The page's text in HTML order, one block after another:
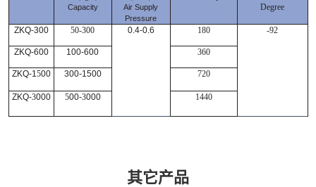
Capacity
Air Supply
Pressure
Degree
ZKQ-300 50-300 0.4-0.6 180 -92
ZKQ-600 100-600 360
ZKQ-1500 300-1500 720
ZKQ-3000 500-3000 1440
其它产品